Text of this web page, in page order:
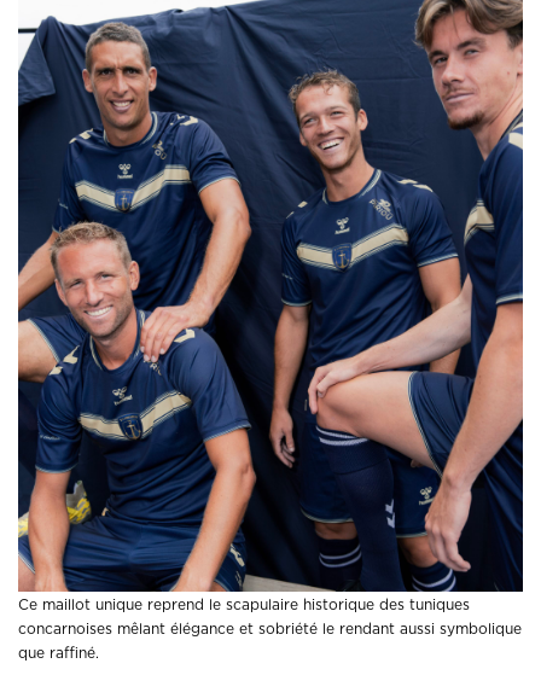
Ce maillot unique reprend le scapulaire historique des tuniques
concarnoises mêlant élégance et sobriété le rendant aussi symbolique
que raffiné.